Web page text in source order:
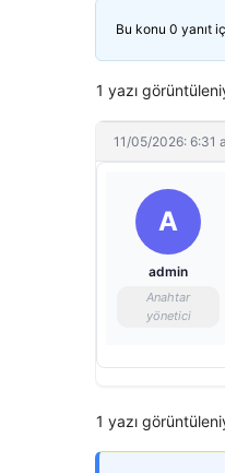
Bu konu 0 yanıt
1 yazı
11/05/2026: 6:31
A
admin
Anahtar
yönetici
1 yazı